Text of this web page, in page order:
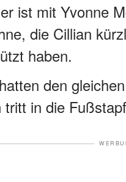
ist mit Yvonne
die Cillian
haben.
den
tritt in die